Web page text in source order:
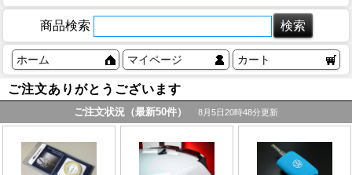
商品検索
ホーム マイページ カート
ご注文ありがとうございます